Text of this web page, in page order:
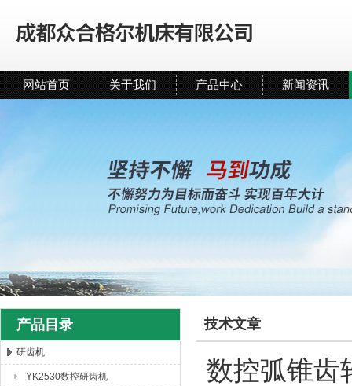
网站首页 关于我们 产品中心 新闻资讯
产品目录
研齿机
YK2530数控研齿机
技术文章
数控弧锥齿